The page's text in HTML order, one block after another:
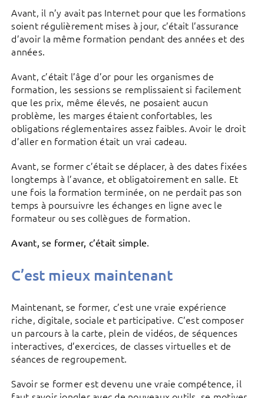
Avant, il n’y avait pas Internet pour que les formations
soient régulièrement mises à jour, c’était l’assurance
d’avoir la même formation pendant des années et des
années.
Avant, c’était l’âge d’or pour les organismes de
formation, les sessions se remplissaient si facilement
que les prix, même élevés, ne posaient aucun
problème, les marges étaient confortables, les
obligations réglementaires assez faibles. Avoir le droit
d’aller en formation était un vrai cadeau.
Avant, se former c’était se déplacer, à des dates fixées
longtemps à l’avance, et obligatoirement en salle. Et
une fois la formation terminée, on ne perdait pas son
temps à poursuivre les échanges en ligne avec le
formateur ou ses collègues de formation.
Avant, se former, c’était simple.
C’est mieux maintenant
Maintenant, se former, c’est une vraie expérience
riche, digitale, sociale et participative. C’est composer
un parcours à la carte, plein de vidéos, de séquences
interactives, d’exercices, de classes virtuelles et de
séances de regroupement.
Savoir se former est devenu une vraie compétence, il